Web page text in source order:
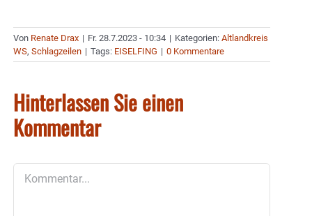
Von Renate Drax | Fr. 28.7.2023 - 10:34 | Kategorien: Altlandkreis
WS, Schlagzeilen | Tags: EISELFING | 0 Kommentare
Hinterlassen Sie einen
Kommentar